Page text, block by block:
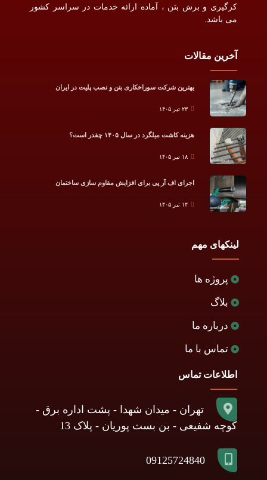
کرگیری و برش بتن ، آماده ارائه خدمات در سراسر کشور
می باشد.
آخرین مقالات
بهترین شرکت سوراخکاری بتن و نصب پلیت در ایران
۲۳ تیر ۱۴۰۵
هزینه کاشت میلگرد در سال ۱۴۰۵ چقدر است؟
۱۸ تیر ۱۴۰۵
اجرای اف آر پی برای افزایش مقاوم سازی ساختمان
۱۴ تیر ۱۴۰۵
لینکهای مهم
پروژه ها
بلاگ
درباره ما
تماس با ما
اطلاعات تماس
تهران - میدان شهدا - پشت اداره برق -
کوچه شفیعی - بن بست پوریان - پلاک 13
09125724840